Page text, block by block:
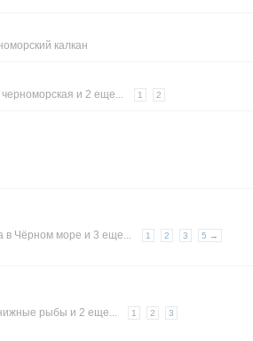
калкан
и 2 еще... 1 2
в Чёрном море и 3 еще... 1 2 3 5 →
рыбы и 2 еще... 1 2 3